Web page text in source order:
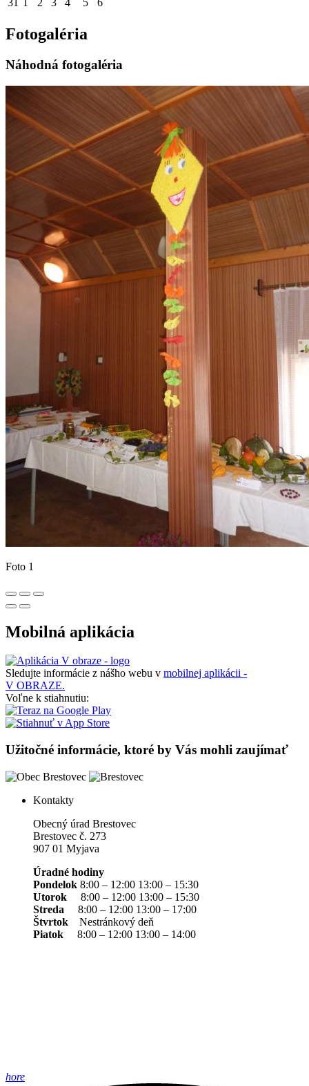
31 2 3 4 5 6
Fotogaléria
Náhodná fotogaléria
Foto 1
Mobilná aplikácia
Sledujte informácie z nášho webu v mobilnej aplikácii -
V OBRAZE.
Voľne k stiahnutiu:
Užitočné informácie, ktoré by Vás mohli zaujímať
Kontakty
Obecný úrad Brestovec
Brestovec č. 273
907 01 Myjava
Úradné hodiny
Pondelok 8:00 – 12:00 13:00 – 15:30
Utorok 8:00 – 12:00 13:00 – 15:30
Streda 8:00 – 12:00 13:00 – 17:00
Štvrtok Nestránkový deň
Piatok 8:00 – 12:00 13:00 – 14:00
hore